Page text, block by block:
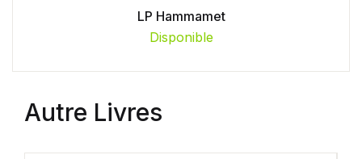
LP Hammamet
Disponible
Autre Livres